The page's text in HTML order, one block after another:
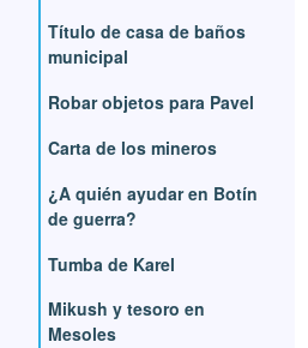
Título de casa de baños
municipal
Robar objetos para Pavel
Carta de los mineros
¿A quién ayudar en Botín
de guerra?
Tumba de Karel
Mikush y tesoro en
Mesoles